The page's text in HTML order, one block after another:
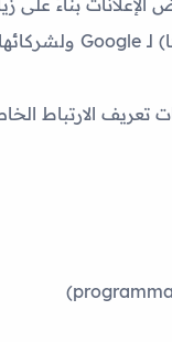
ولشركائها
الارتباط